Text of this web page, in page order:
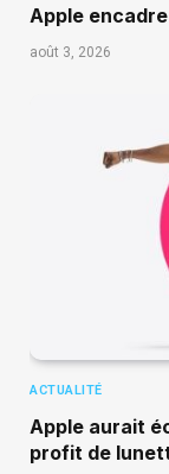
Apple
août 3, 2026
ACTUALITÉ
Apple aurait
profit de